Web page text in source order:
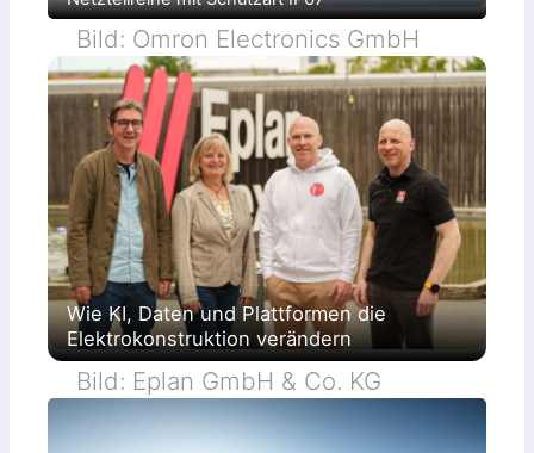
Bild: Omron Electronics GmbH
Wie KI, Daten und Plattformen die
Elektrokonstruktion verändern
Bild: Eplan GmbH & Co. KG